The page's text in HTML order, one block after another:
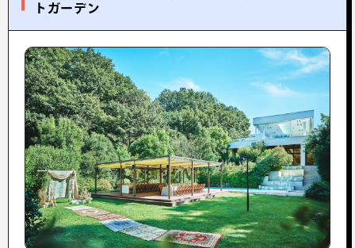
トガーデン